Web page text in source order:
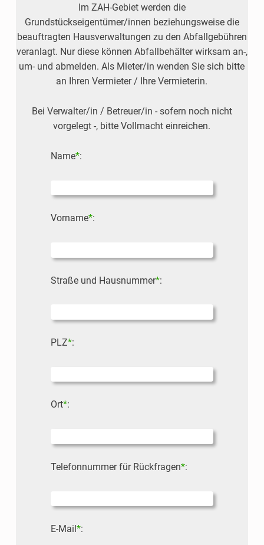
Im ZAH-Gebiet werden die
Grundstückseigentümer/innen beziehungsweise die
beauftragten Hausverwaltungen zu den Abfallgebühren
veranlagt. Nur diese können Abfallbehälter wirksam an-,
um- und abmelden. Als Mieter/in wenden Sie sich bitte
an Ihren Vermieter / Ihre Vermieterin.
Bei Verwalter/in / Betreuer/in - sofern noch nicht
vorgelegt -, bitte Vollmacht einreichen.
Name*:
Vorname*:
Bitte lasse dieses Feld leer.
Straße und Hausnummer*:
PLZ*:
Ort*:
Bitte lasse dieses Feld leer.
Telefonnummer für Rückfragen*:
E-Mail*: